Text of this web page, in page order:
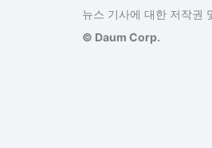
뉴스 기사에 대한 저작권
© Daum Corp.